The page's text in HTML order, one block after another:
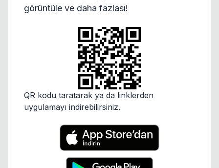
görüntüle ve daha fazlası!
QR kodu taratarak ya da linklerden
uygulamayı indirebilirsiniz.